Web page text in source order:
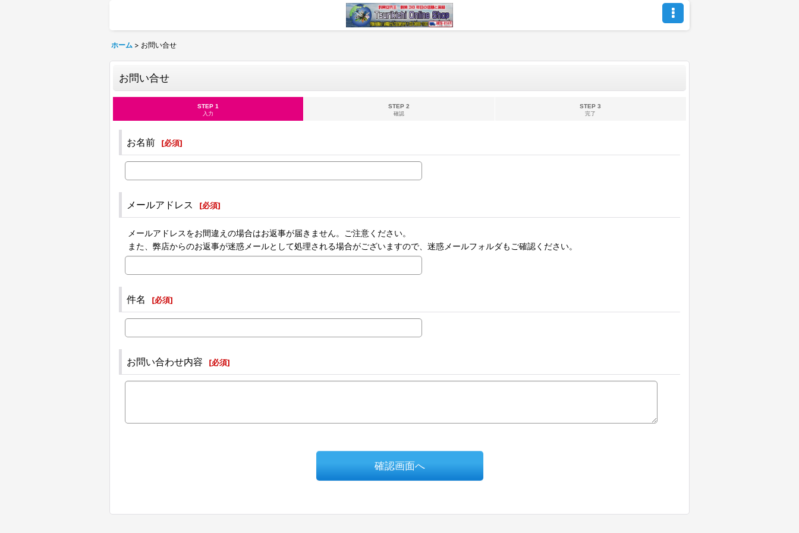
ホーム > お問い合せ
お問い合せ
STEP 1
入力
STEP 2
確認
STEP 3
完了
お名前 [必須]
メールアドレス [必須]
メールアドレスをお間違えの場合はお返事が届きません。ご注意ください。
また、弊店からのお返事が迷惑メールとして処理される場合がございますので、迷惑メールフォルダもご確認ください。
件名 [必須]
お問い合わせ内容 [必須]
確認画面へ